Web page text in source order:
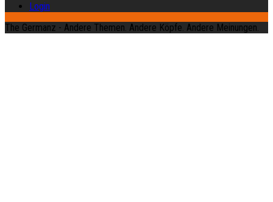
Login
The Germanz - Andere Themen. Andere Köpfe. Andere Meinungen.